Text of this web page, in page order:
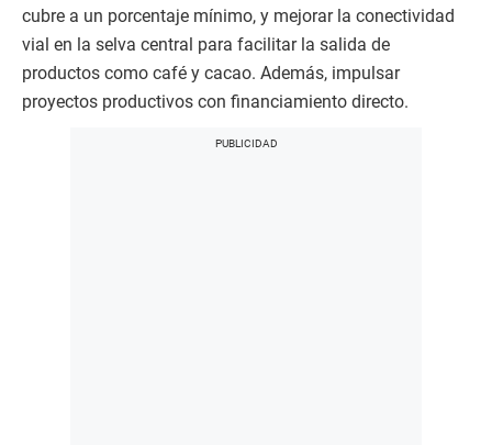
cubre a un porcentaje mínimo, y mejorar la conectividad
vial en la selva central para facilitar la salida de
productos como café y cacao. Además, impulsar
proyectos productivos con financiamiento directo.